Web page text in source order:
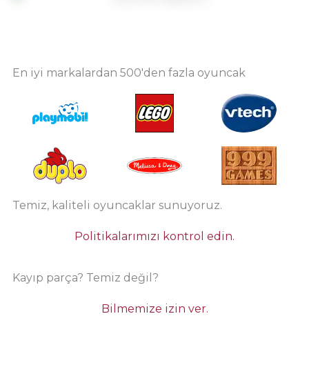
En iyi markalardan 500'den fazla oyuncak
Temiz, kaliteli oyuncaklar sunuyoruz.
Politikalarımızı kontrol edin.
Kayıp parça? Temiz değil?
Bilmemize izin ver.